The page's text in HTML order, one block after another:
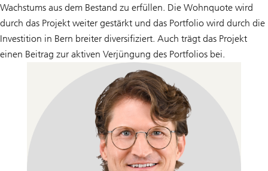
Wachstums aus dem Bestand zu erfüllen. Die Wohnquote wird
durch das Projekt weiter gestärkt und das Portfolio wird durch die
Investition in Bern breiter diversifiziert. Auch trägt das Projekt
einen Beitrag zur aktiven Verjüngung des Portfolios bei.